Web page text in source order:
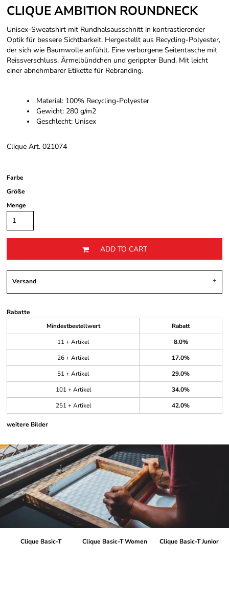
CLIQUE AMBITION ROUNDNECK
Unisex-Sweatshirt mit Rundhalsausschnitt in kontrastierender
Optik für bessere Sichtbarkeit. Hergestellt aus Recycling-Polyester,
der sich wie Baumwolle anfühlt. Eine verborgene Seitentasche mit
Reissverschluss. Ärmelbündchen und gerippter Bund. Mit leicht
einer abnehmbarer Etikette für Rebranding.
Material: 100% Recycling-Polyester
Gewicht: 280 g/m2
Geschlecht: Unisex
Clique Art. 021074
Farbe
Größe
Menge
ADD TO CART
Versand
Rabatte
Mindestbestellwert
Rabatt
11 + Artikel
8.0%
26 + Artikel
17.0%
51 + Artikel
29.0%
101 + Artikel
34.0%
251 + Artikel
42.0%
weitere Bilder
Clique Basic-T Clique Basic-T Women Clique Basic-T Junior